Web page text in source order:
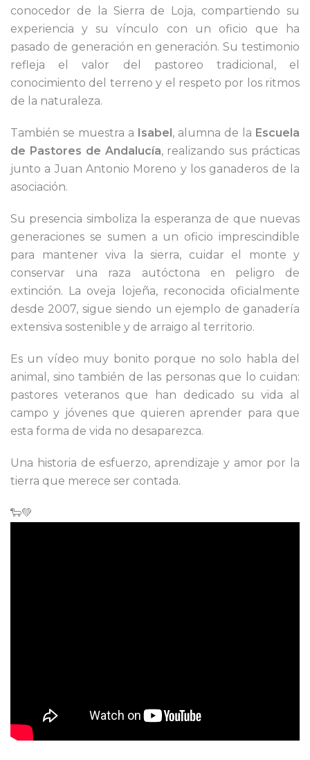
conocedor de la Sierra de Loja, compartiendo su
experiencia y su vínculo con un oficio que ha
pasado de generación en generación. Su testimonio
refleja el valor del pastoreo tradicional, el
conocimiento del terreno y el respeto por los ritmos
de la naturaleza.
También se muestra a Isabel, alumna de la Escuela
de Pastores de Andalucía, realizando sus prácticas
junto a Juan Antonio Moreno y los ganaderos de la
asociación.
Su presencia simboliza la esperanza de que nuevas
generaciones se sumen a un oficio imprescindible
para mantener viva la sierra, cuidar el monte y
conservar una raza autóctona en peligro de
extinción. La oveja lojeña, reconocida oficialmente
desde 2007, sigue siendo un ejemplo de ganadería
extensiva sostenible y de arraigo al territorio.
Es un vídeo muy bonito porque no solo habla del
animal, sino también de las personas que lo cuidan:
pastores veteranos que han dedicado su vida al
campo y jóvenes que quieren aprender para que
esta forma de vida no desaparezca.
Una historia de esfuerzo, aprendizaje y amor por la
tierra que merece ser contada.
🐑💚